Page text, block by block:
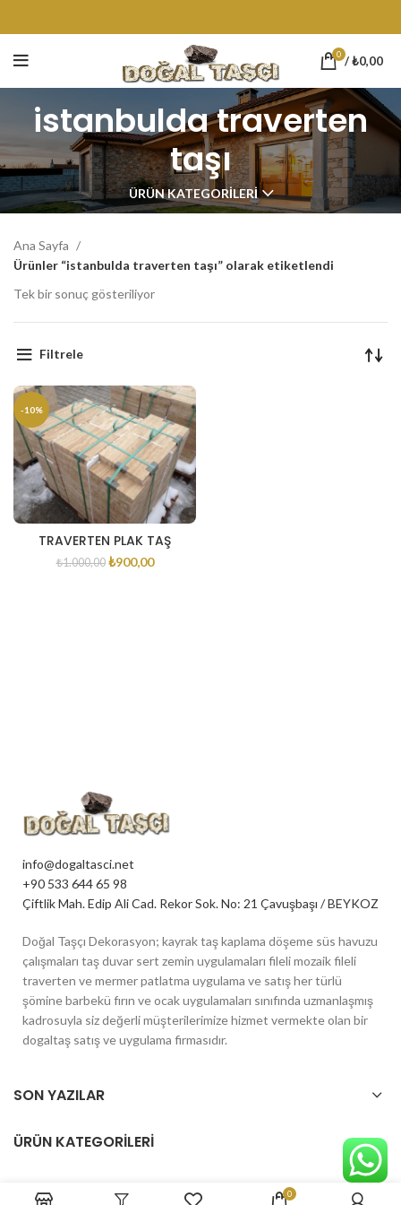
0 /₺0,00
istanbulda traverten
taşı
ÜRÜN KATEGORILERI
Ana Sayfa
Ürünler “istanbulda traverten taşı” olarak etiketlendi
Tek bir sonuç gösteriliyor
Filtrele
-10%
TRAVERTEN PLAK TAŞ
₺1.000,00 ₺900,00
info@dogaltasci.net
+90 533 644 65 98
Çiftlik Mah. Edip Ali Cad. Rekor Sok. No: 21 Çavuşbaşı / BEYKOZ
Doğal Taşçı Dekorasyon; kayrak taş kaplama döşeme süs havuzu
çalışmaları taş duvar sert zemin uygulamaları fileli mozaik fileli
traverten ve mermer patlatma uygulama ve satış her türlü
şömine barbekü fırın ve ocak uygulamaları sınıfında uzmanlaşmış
kadrosuyla siz değerli müşterilerimize hizmet vermekte olan bir
dogaltaş satış ve uygulama firmasıdır.
SON YAZILAR
ÜRÜN KATEGORILERI
0